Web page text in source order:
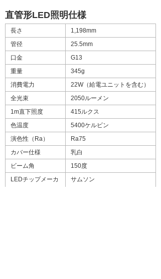
直管形LED照明仕様
長さ
1,198mm
管径
25.5mm
口金
G13
重量
345g
消費電力
22W（給電ユニットを含む）
全光束
2050ルーメン
1m直下照度
415ルクス
色温度
5400ケルビン
演色性（Ra）
Ra75
カバー仕様
乳白
ビーム角
150度
LEDチップメーカ
サムソン